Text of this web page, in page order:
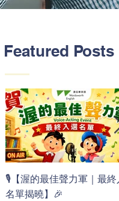
Featured Posts
🎙️【渥的最佳聲力軍｜最終
名單揭曉】🎉